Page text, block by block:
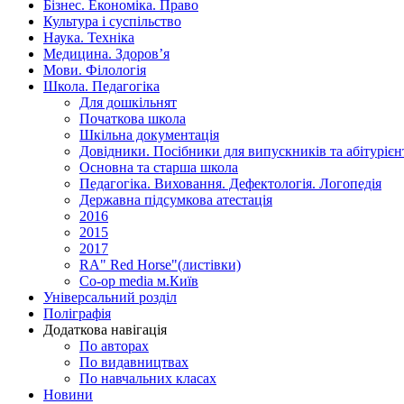
Бізнес. Економіка. Право
Культура і суспільство
Наука. Техніка
Медицина. Здоров’я
Мови. Філологія
Школа. Педагогіка
Для дошкільнят
Початкова школа
Шкільна документація
Довідники. Посібники для випускників та
Основна та старша школа
Педагогіка. Виховання. Дефектологія. Логопедія
Державна підсумкова атестація
2016
2015
2017
RA" Red Horse"(листівки)
Co-op media м.Київ
Універсальний розділ
Поліграфія
Додаткова навігація
По авторах
По видавництвах
По навчальних класах
Новини